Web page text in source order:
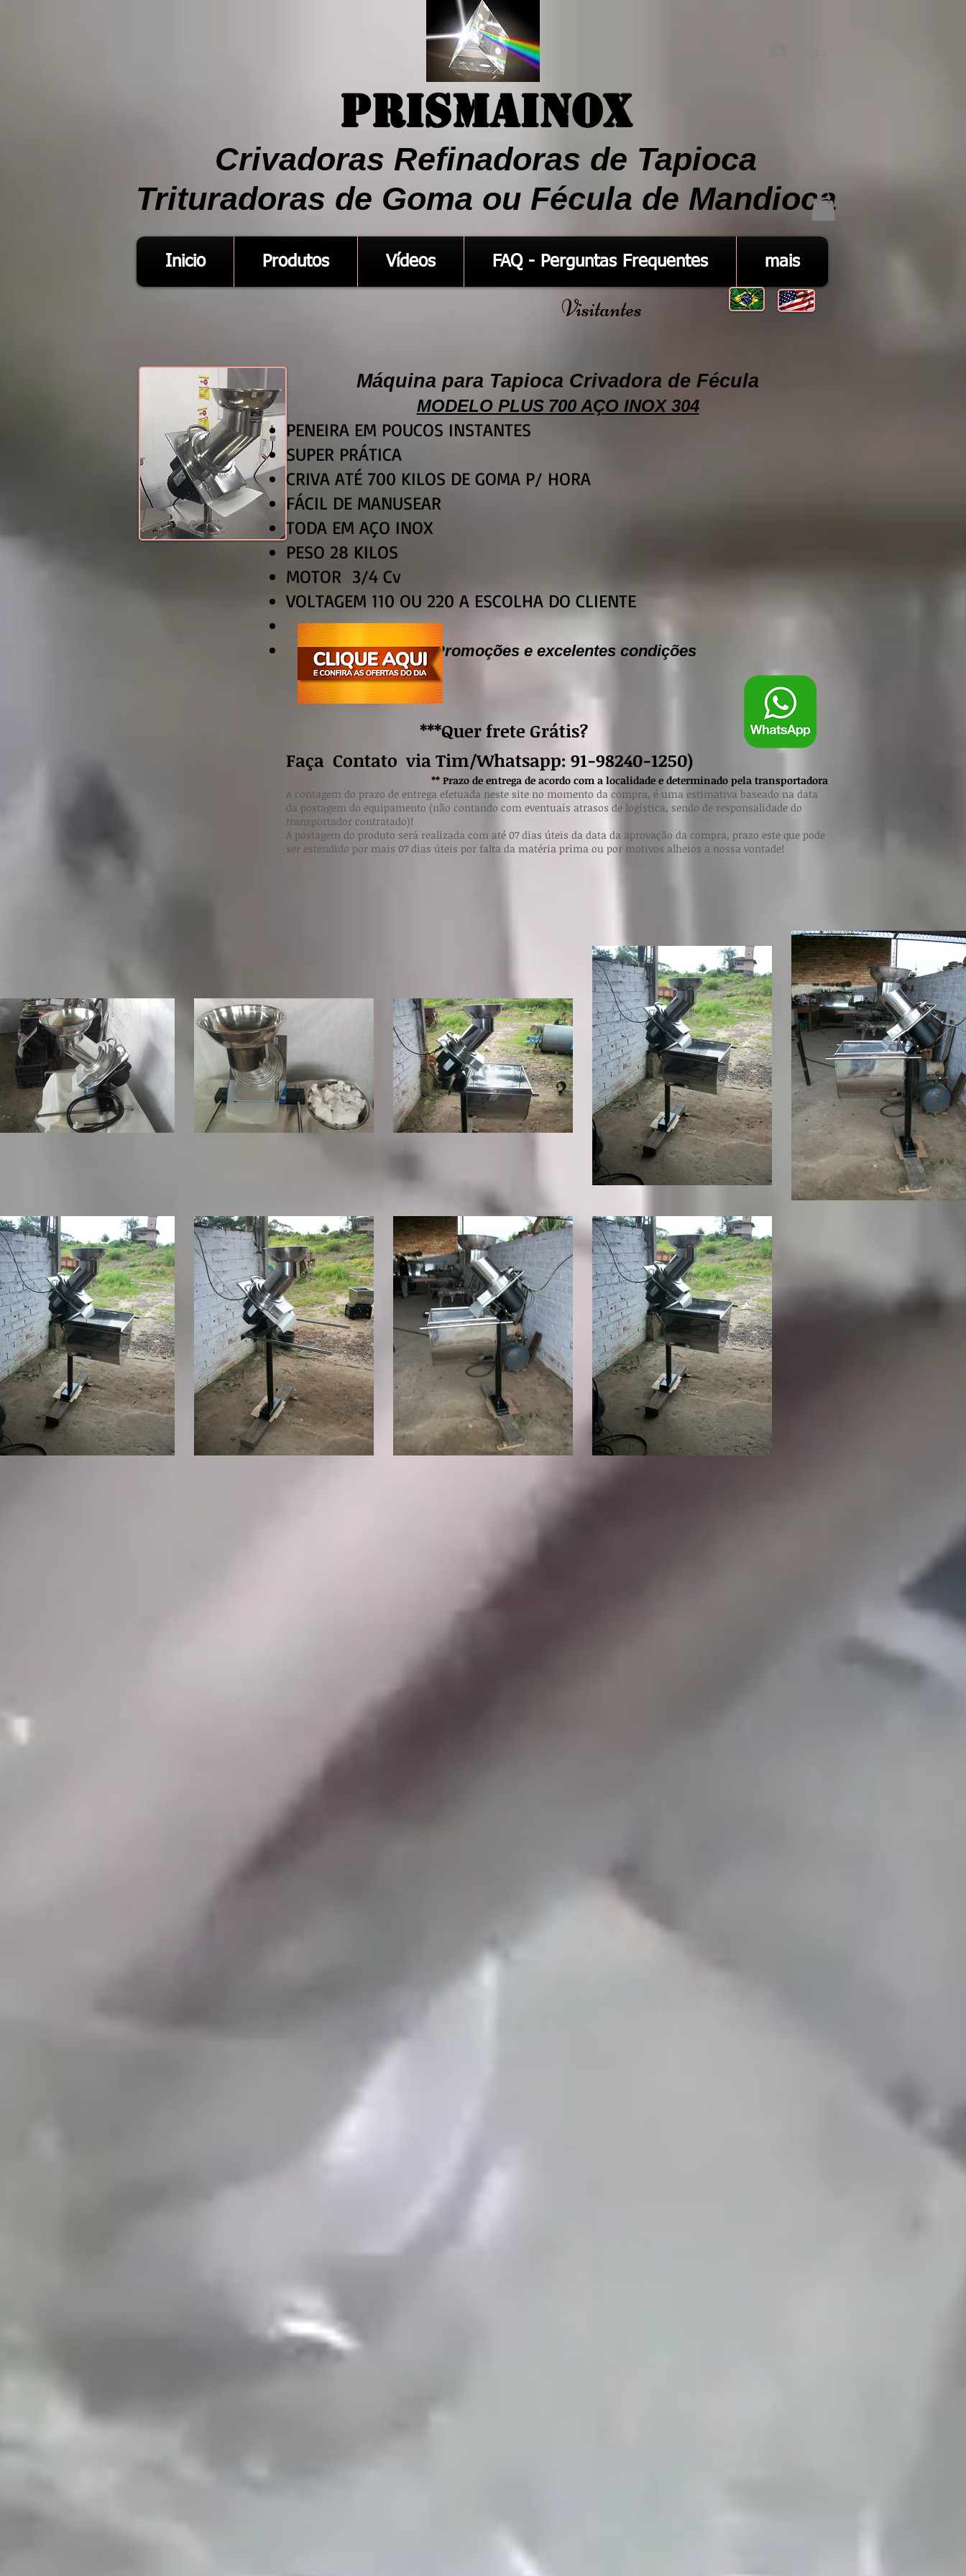
Prismainox
Crivadoras Refinadoras de Tapioca
Trituradoras de Goma ou Fécula de Mandioca
Inicio Produtos Vídeos FAQ - Perguntas Frequentes mais
Visitantes
Máquina para Tapioca Crivadora de Fécula
MODELO PLUS 700 AÇO INOX 304
PENEIRA EM POUCOS INSTANTES
SUPER PRÁTICA
CRIVA ATÉ 700 KILOS DE GOMA P/ HORA
FÁCIL DE MANUSEAR
TODA EM AÇO INOX
PESO 28 KILOS
MOTOR 3/4 Cv
VOLTAGEM 110 OU 220 A ESCOLHA DO CLIENTE
*Promoções e excelentes condições
***Quer frete Grátis?
Faça Contato via Tim/Whatsapp: 91-98240-1250)
** Prazo de entrega de acordo com a localidade e determinado pela transportadora
A contagem do prazo de entrega efetuada neste site no momento da compra, é uma estimativa baseado na data
da postagem do equipamento (não contando com eventuais atrasos de logística, sendo de responsalidade do
transportador contratado)!
A postagem do produto será realizada com até 07 dias úteis da data da aprovação da compra, prazo este que pode
ser estendido por mais 07 dias úteis por falta da matéria prima ou por motivos alheios a nossa vontade!